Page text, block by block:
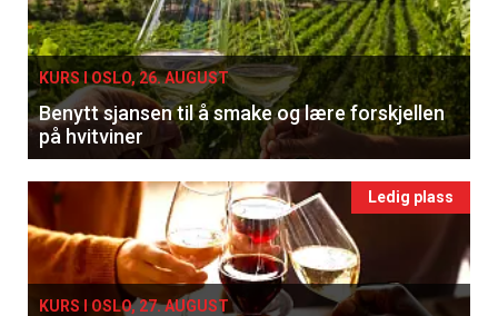
KURS I OSLO, 26. AUGUST
Benytt sjansen til å smake og lære forskjellen
på hvitviner
Ledig plass
KURS I OSLO, 27. AUGUST